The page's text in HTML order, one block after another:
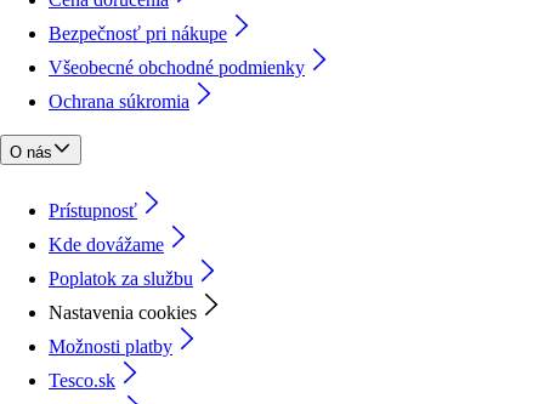
Bezpečnosť pri nákupe
Všeobecné obchodné podmienky
Ochrana súkromia
O nás
Prístupnosť
Kde dovážame
Poplatok za službu
Nastavenia cookies
Možnosti platby
Tesco.sk